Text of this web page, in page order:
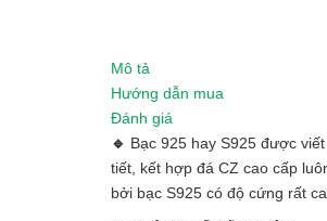
Mô tả
Hướng dẫn mua
Đánh giá
🔹 Bạc 925 hay S925 được
tiết, kết hợp đá CZ cao cấp
bởi bạc S925 có độ cứng rất